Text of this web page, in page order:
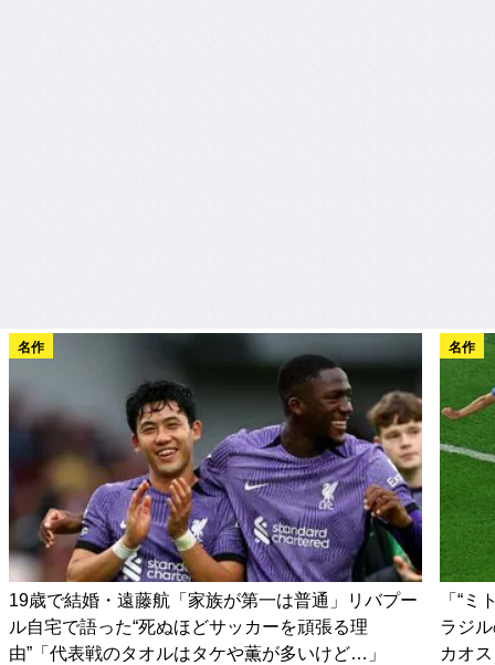
名作
19歳で結婚・遠藤航「家族が第一は普通」リバプー
ル自宅で語った“死ぬほどサッカーを頑張る理
由”「代表戦のタオルはタケや薫が多いけど…」
名作
「“
ラジ
カオ